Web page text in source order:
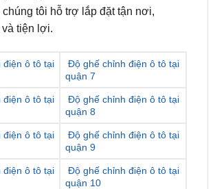
ô tô tại
ô tô tại
Độ ghế chỉnh điện ô tô tại
quận 8
ô tô tại
Độ ghế chỉnh điện ô tô tại
quận 9
ô tô tại
Độ ghế chỉnh điện ô tô tại
quận 10
ô tô tại
Độ ghế chỉnh điện ô tô tại
quận 11